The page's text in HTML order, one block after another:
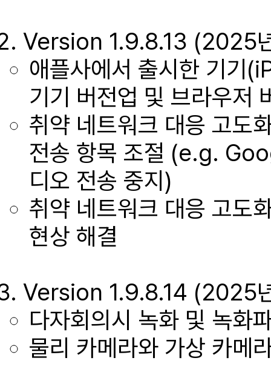
Version 1.9.8.13 (2025
애플사에서 출시한 기기
기기 버전업 및 브라우저
취약 네트워크 대응 고도
전송 항목 조절 (e.g.
디오 전송 중지)
취약 네트워크 대응 고도
현상 해결
Version 1.9.8.14 (2025
다자회의시 녹화 및 녹화
물리 카메라와 가상 카메